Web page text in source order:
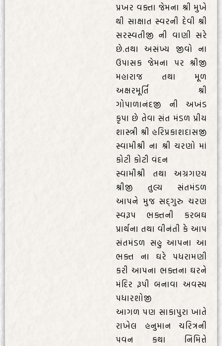
પ્રખર વક્તા જેમના શ્રી મુખે
થી સાક્ષાત સ્વરની દેવી શ્રી
સરસ્વતીજી ની વાણી સરે
છે.તથા અસંખ્ય જીવો ના
ઉપાસક જેમના પર શ્રીજી
મહારાજ તથા મૂળ
અક્ષરમૂર્તિ શ્રી
ગોપાળાનંદજી ની અખંડ
કૃપા છે તેવા સંત મંડળ પ્રીય
શાસ્ત્રી શ્રી હરિપ્રકાશદાસજી
સ્વામીશ્રી ના શ્રી ચરણો માં
કોટી કોટી વંદન
સ્વામીશ્રી તથા અગ્રગણ્ય
શ્રીજી તુલ્ય સંતમંડળ
આપને મુજ સદ્ગુરુ ચરણ
સ્વરૂપ ભક્તની કરબઘ
પ્રાર્થના તથા વીનંતી કે આપ
સંતમંડળ સહુ આપના આ
ભક્ત ના ઘરે પધરામણી
કરી આપના ભક્તના ઘરને
મંદિર રૂપી બનાવા અવસ્ય
પધારશોજી
આગળ પણ સાકાપુરા ખાતે
રાખેલ હનુમાન ચરિત્રની
પવન કથા નિમિત્તે